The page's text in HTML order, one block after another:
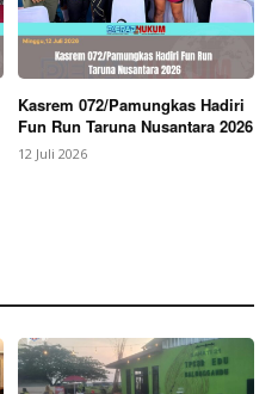
Kasrem 072/Pamungkas Hadiri
Fun Run Taruna Nusantara 2026
12 Juli 2026